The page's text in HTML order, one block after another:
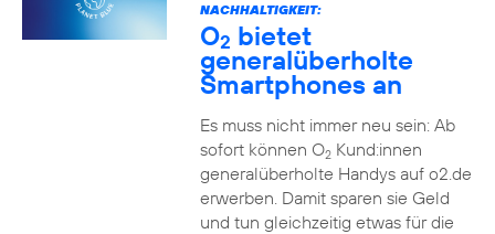
NACHHALTIGKEIT:
O2 bietet
generalüberholte
Smartphones an
Es muss nicht immer neu sein: Ab
sofort können O2Kund:innen
generalüberholte Handys auf o2.de
erwerben. Damit sparen sie Geld
und tun gleichzeitig etwas für die